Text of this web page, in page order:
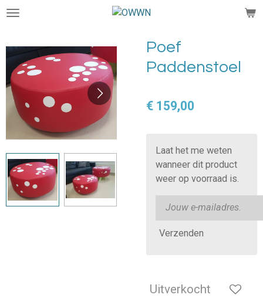
Ga
de
hoofdinhoud
Poef
Paddenstoel
€ 159,00
Laat het me weten
wanneer dit product
weer op voorraad is.
Verzenden
Uitverkocht